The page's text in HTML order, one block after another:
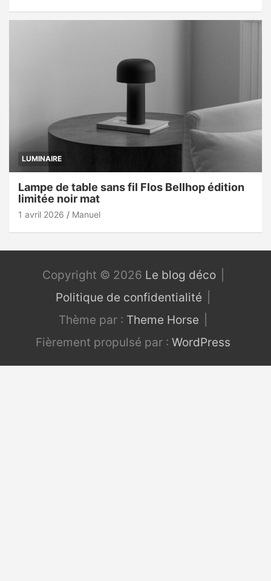
LUMINAIRE
Lampe de table sans fil Flos Bellhop édition
limitée noir mat
1 avril 2026 Manuel
Copyright © 2026 Le blog déco
Politique de confidentialité
Thème par : Theme Horse
Fièrement propulsé par : WordPress